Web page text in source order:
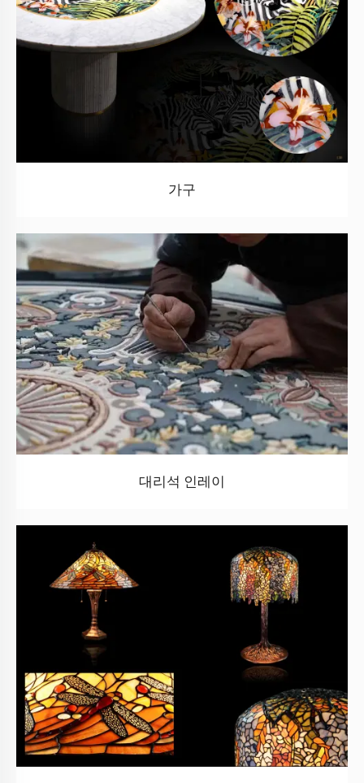
가구
대리석 인레이